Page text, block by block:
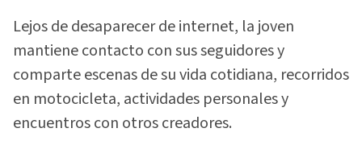
Lejos de desaparecer de internet, la joven
mantiene contacto con sus seguidores y
comparte escenas de su vida cotidiana, recorridos
en motocicleta, actividades personales y
encuentros con otros creadores.